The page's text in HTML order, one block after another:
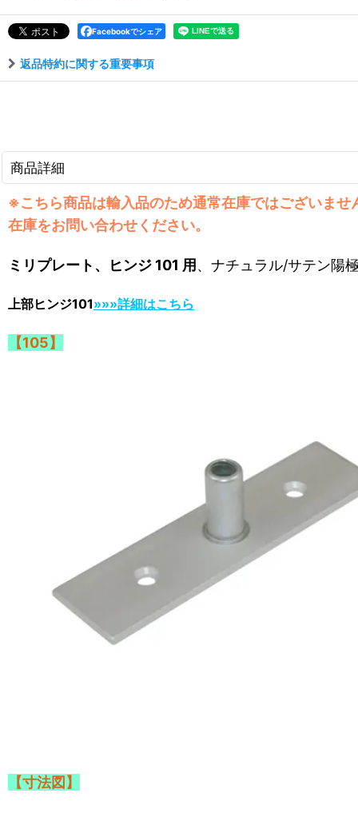
Facebookでシェア
返品特約に関する重要事項
商品詳細
※こちら商品は輸入品のため通常在庫ではございませ
在庫をお問い合わせください。
ミリプレート、ヒンジ 101 用 、ナチュラル/サテン陽
上部ヒンジ101»»»詳細はこちら
【105】
【寸法図】